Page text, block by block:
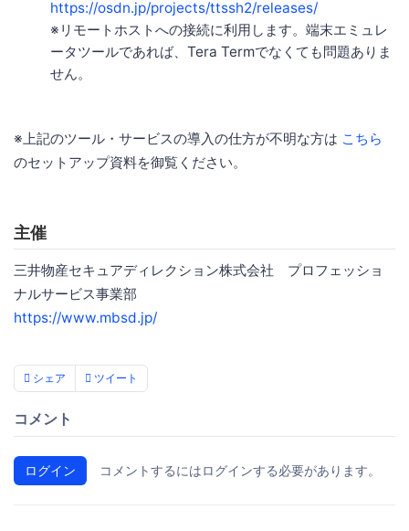
https://osdn.jp/projects/ttssh2/releases/
※リモートホストへの接続に利用します。端末エミュレ
ータツールであれば、Tera Termでなくても問題ありま
せん。
※上記のツール・サービスの導入の仕方が不明な方は こちら
のセットアップ資料を御覧ください。
主催
三井物産セキュアディレクション株式会社 プロフェッショ
ナルサービス事業部
https://www.mbsd.jp/
シェア ツイート
コメント
ログイン コメントするにはログインする必要があります。